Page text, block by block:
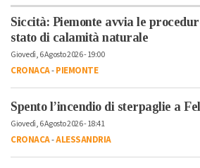
Siccità: Piemonte avvia le
stato di calamità naturale
Giovedì, 6 Agosto 2026 - 19:00
CRONACA-PIEMONTE
Spento l’incendio di sterpaglie a
Giovedì, 6 Agosto 2026 - 18:41
CRONACA-ALESSANDRIA